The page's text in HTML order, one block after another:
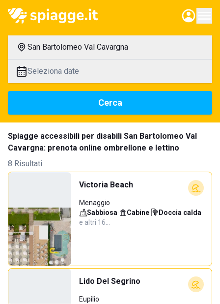
San Bartolomeo Val Cavargna
Seleziona date
Cerca
Spiagge accessibili per disabili San Bartolomeo Val
Cavargna: prenota online ombrellone e lettino
8 Risultati
Victoria Beach
Menaggio
Sabbiosa· Cabine· Doccia calda·
e altri 16…
Lido Del Segrino
Eupilio